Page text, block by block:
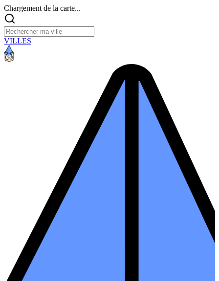
Chargement de la carte...
VILLES